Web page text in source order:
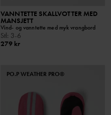
VANNTETTE SKALLVOTTER MED
MANSJETT
Vind- og vanntette med myk vrangbord
Stl: 3-6
279 kr
PO.P WEATHER PRO®